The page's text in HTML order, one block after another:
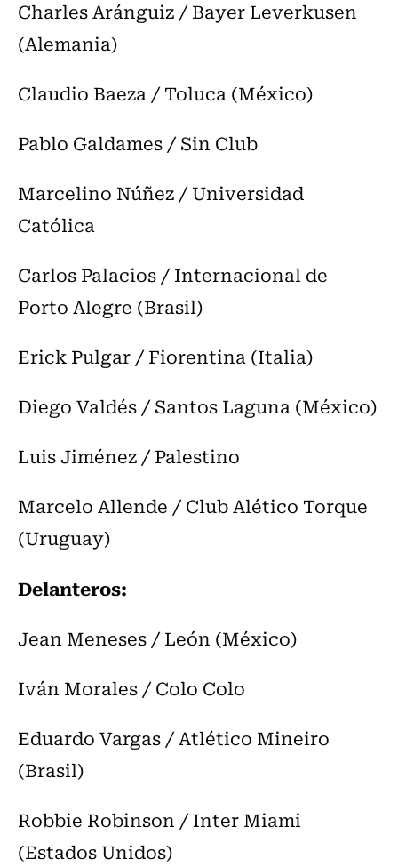
Charles Aránguiz / Bayer Leverkusen
(Alemania)
Claudio Baeza / Toluca (México)
Pablo Galdames / Sin Club
Marcelino Núñez / Universidad
Católica
Carlos Palacios / Internacional de
Porto Alegre (Brasil)
Erick Pulgar / Fiorentina (Italia)
Diego Valdés / Santos Laguna (México)
Luis Jiménez / Palestino
Marcelo Allende / Club Alético Torque
(Uruguay)
Delanteros:
Jean Meneses / León (México)
Iván Morales / Colo Colo
Eduardo Vargas / Atlético Mineiro
(Brasil)
Robbie Robinson / Inter Miami
(Estados Unidos)